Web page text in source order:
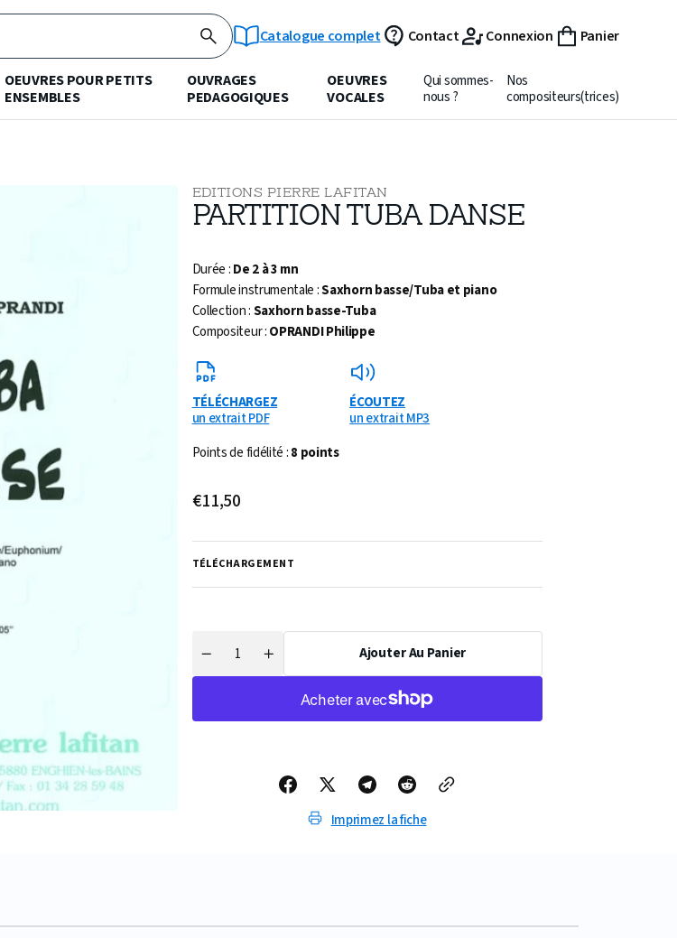
Catalogue complet Contact Connexion Panier
OEUVRES POUR PETITS
ENSEMBLES
OUVRAGES
PEDAGOGIQUES
OEUVRES
VOCALES
Qui sommes-
nous ?
Nos
compositeurs(trices)
EDITIONS PIERRE LAFITAN
PARTITION TUBA DANSE
Durée :De 2 à 3 mn
Formule instrumentale :Saxhorn basse/Tuba et piano
Collection :Saxhorn basse-Tuba
Compositeur :OPRANDI Philippe
TÉLÉCHARGEZ
un extrait PDF
ÉCOUTEZ
un extrait MP3
Points de fidélité :8 points
Prix
€11,50
TÉLÉCHARGEMENT
Réduire
Quantité
Augmenter
Ajouter Au Panier
Imprimez la fiche